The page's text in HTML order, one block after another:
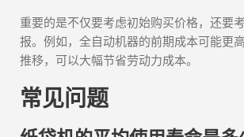
重要的是不仅要考虑初始购买价格，还要
报。例如，全自动机器的前期成本可能更
推移，可以大幅节省劳动力成本。
常见问题